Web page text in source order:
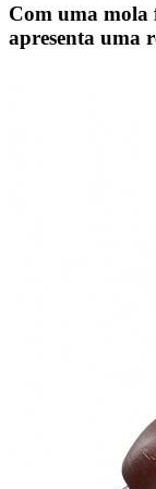
Com uma mola
apresenta uma